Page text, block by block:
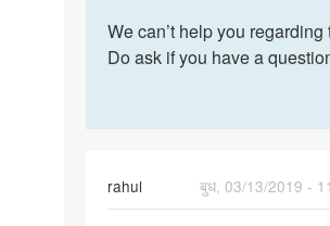
to
My
prashant
Prashant
We
can’t
regarding…
We can’t help you regarding
Do ask if you have a
rahul
बुध, 03/13/2019 -